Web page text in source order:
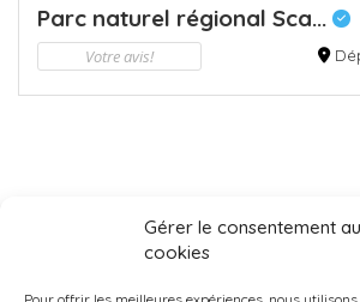
Gérer le consentement
cookies
Parc naturel régional Sca...
Votre avis!